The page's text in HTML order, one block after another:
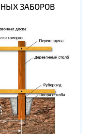
ЗАБОРОВ